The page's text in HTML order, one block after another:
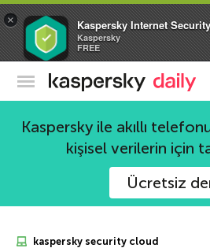
× Kaspersky Internet Security
Kaspersky
FREE
Kaspersky
Kaspersky ile akıllı
kişisel verilerin için
Ücretsiz
kaspersky security cloud